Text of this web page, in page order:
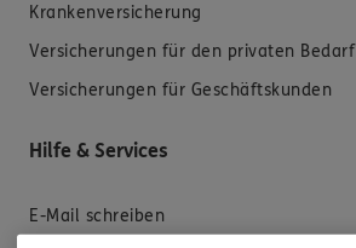
Krankenversicherung
Versicherungen für den privaten Bedarf
Versicherungen für Geschäftskunden
Hilfe & Services
E-Mail schreiben